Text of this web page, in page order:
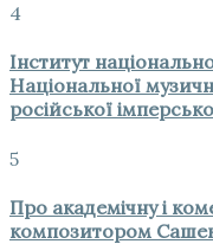
4
Інститут
Національної
російської
5
Про академічну і
композитором